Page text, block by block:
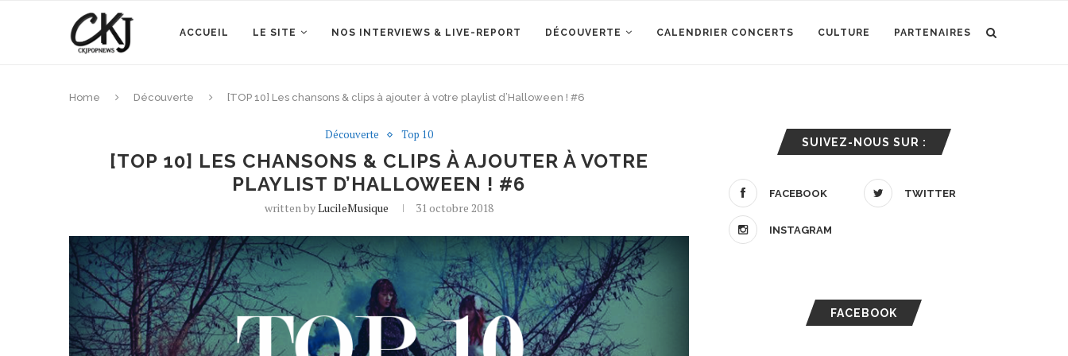
ACCUEIL LE SITE NOS INTERVIEWS & LIVE-REPORT DÉCOUVERTE CALENDRIER CONCERTS CULTURE PARTENAIRES
Home Découverte [TOP 10] Les chansons & clips à ajouter à votre playlist d’Halloween ! #6
Découverte Top 10
[TOP 10] LES CHANSONS & CLIPS À AJOUTER À VOTRE
PLAYLIST D’HALLOWEEN ! #6
written byLucileMusique 31 octobre 2018
SUIVEZ-NOUS SUR :
FACEBOOK TWITTER
INSTAGRAM
FACEBOOK